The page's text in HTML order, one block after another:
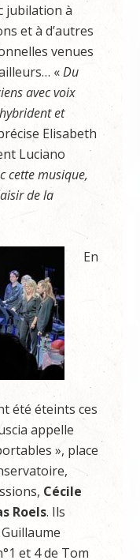
jubilation à
et à d’autres
venues
«Du
avec voix
et
Elisabeth
Luciano
cette musique,
de la
En
été éteints ces
appelle
», place
Cécile
Roels. Ils
et 4 de Tom